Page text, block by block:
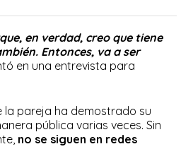
en verdad, creo que tiene
Entonces, va a ser
en una entrevista para
la pareja ha demostrado su
pública varias veces. Sin
no se siguen en redes